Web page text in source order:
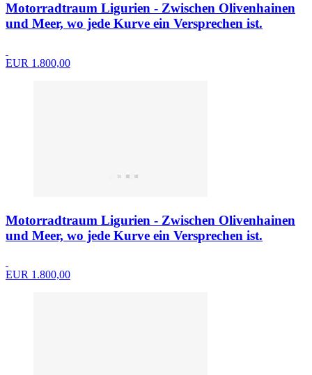
Motorradtraum Ligurien - Zwischen Olivenhainen
und Meer, wo jede Kurve ein Versprechen ist.
EUR 1.800,00
Motorradtraum Ligurien - Zwischen Olivenhainen
und Meer, wo jede Kurve ein Versprechen ist.
EUR 1.800,00